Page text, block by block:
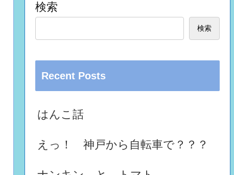
検索
検索
Recent Posts
はんこ話
えっ！ 神戸から自転車で？？？